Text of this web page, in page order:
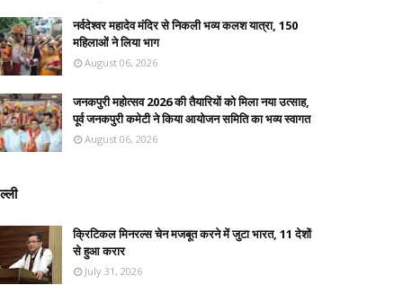
नर्वदेश्वर महादेव मंदिर से निकली भव्य कलश यात्रा, 150
महिलाओं ने लिया भाग
August 06, 2026
जनकपुरी महोत्सव 2026 की तैयारियों को मिला नया उत्साह,
पूर्व जनकपुरी कमेटी ने किया आयोजन समिति का भव्य स्वागत
August 06, 2026
क्रिटिकल मिनरल्स चेन मजबूत करने में जुटा भारत, 11 देशों
से हुआ करार
July 31, 2026